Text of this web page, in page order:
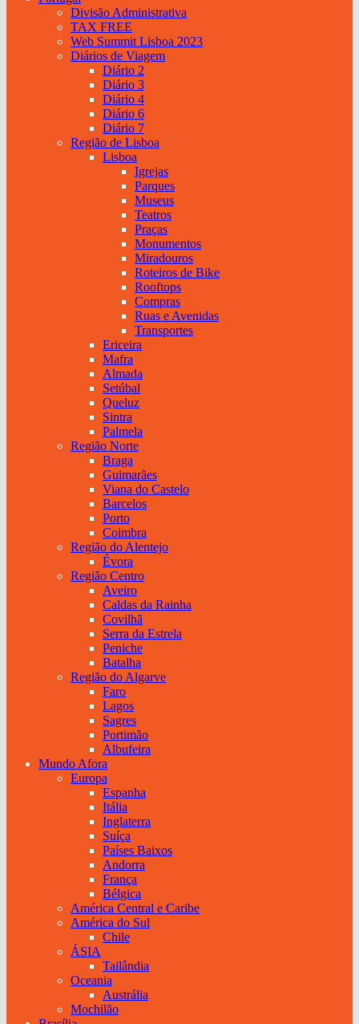
Divisão Administrativa
TAX FREE
Web Summit Lisboa 2023
Diários de Viagem
Diário 2
Diário 3
Diário 4
Diário 6
Diário 7
Região de Lisboa
Lisboa
Igrejas
Parques
Museus
Teatros
Praças
Monumentos
Miradouros
Roteiros de Bike
Rooftops
Compras
Ruas e Avenidas
Transportes
Ericeira
Mafra
Almada
Setúbal
Queluz
Sintra
Palmela
Região Norte
Braga
Guimarães
Viana do Castelo
Barcelos
Porto
Coimbra
Região do Alentejo
Évora
Região Centro
Aveiro
Caldas da Rainha
Covilhã
Serra da Estrela
Peniche
Batalha
Região do Algarve
Faro
Lagos
Sagres
Portimão
Albufeira
Mundo Afora
Europa
Espanha
Itália
Inglaterra
Suíça
Países Baixos
Andorra
França
Bélgica
América Central e Caribe
América do Sul
Chile
ÁSIA
Tailândia
Oceania
Austrália
Mochilão